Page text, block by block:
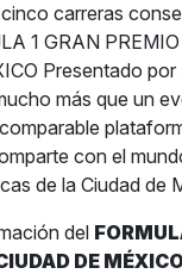
carreras
1 GRAN
Presentado por
más que un
con el
de la Ciudad de
del
DE